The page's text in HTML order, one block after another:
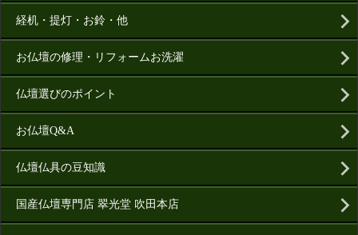
経机・提灯・お鈴・他
お仏壇の修理・リフォームお洗濯
仏壇選びのポイント
お仏壇Q&A
仏壇仏具の豆知識
国産仏壇専門店 翠光堂 吹田本店